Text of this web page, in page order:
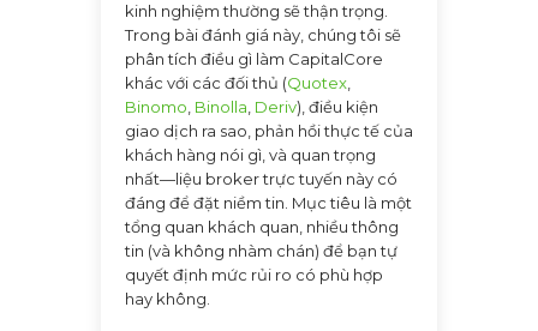
kinh nghiệm thường sẽ thận trọng.
Trong bài đánh giá này, chúng tôi sẽ
phân tích điều gì làm CapitalCore
khác với các đối thủ (Quotex
Binomo Binolla Deriv), điều kiện
giao dịch ra sao, phản hồi thực tế của
khách hàng nói gì, và quan trọng
nhất—liệu broker trực tuyến này có
đáng để đặt niềm tin. Mục tiêu là một
tổng quan khách quan, nhiều thông
tin (và không nhàm chán) để bạn tự
quyết định mức rủi ro có phù hợp
hay không.